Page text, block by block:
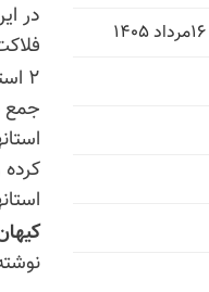
در
استانها، ۱۴استان دیگه از میانگین
نوشته «تورم ۴۳درصدی و استقراض